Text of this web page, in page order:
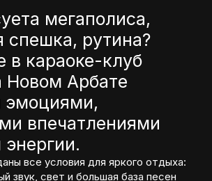
мегаполиса,
спешка, рутина?
в караоке-клуб
Новом Арбате
эмоциями,
впечатлениями
все условия для яркого отдыха:
звук, свет и большая база песен